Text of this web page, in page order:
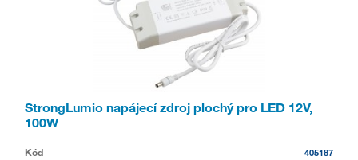
StrongLumio napájecí zdroj plochý pro LED 12V,
100W
Kód 405187